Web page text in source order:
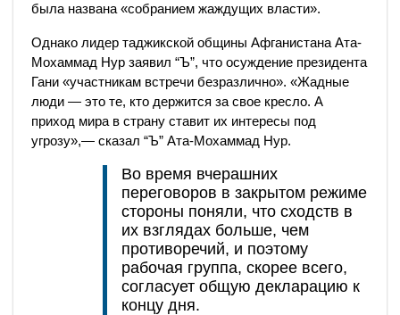
была названа «собранием жаждущих власти».
Однако лидер таджикской общины Афганистана Ата-
Мохаммад Нур заявил “Ъ”, что осуждение президента
Гани «участникам встречи безразлично». «Жадные
люди — это те, кто держится за свое кресло. А
приход мира в страну ставит их интересы под
угрозу»,— сказал “Ъ” Ата-Мохаммад Нур.
Во время вчерашних
переговоров в закрытом режиме
стороны поняли, что сходств в
их взглядах больше, чем
противоречий, и поэтому
рабочая группа, скорее всего,
согласует общую декларацию к
концу дня.